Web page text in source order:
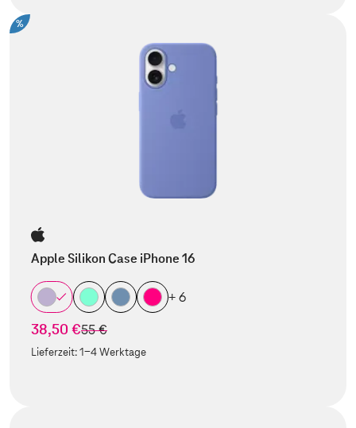
%
Apple Silikon Case iPhone 16
+ 6
38,50 €statt
55 €
Lieferzeit:1-4 Werktage